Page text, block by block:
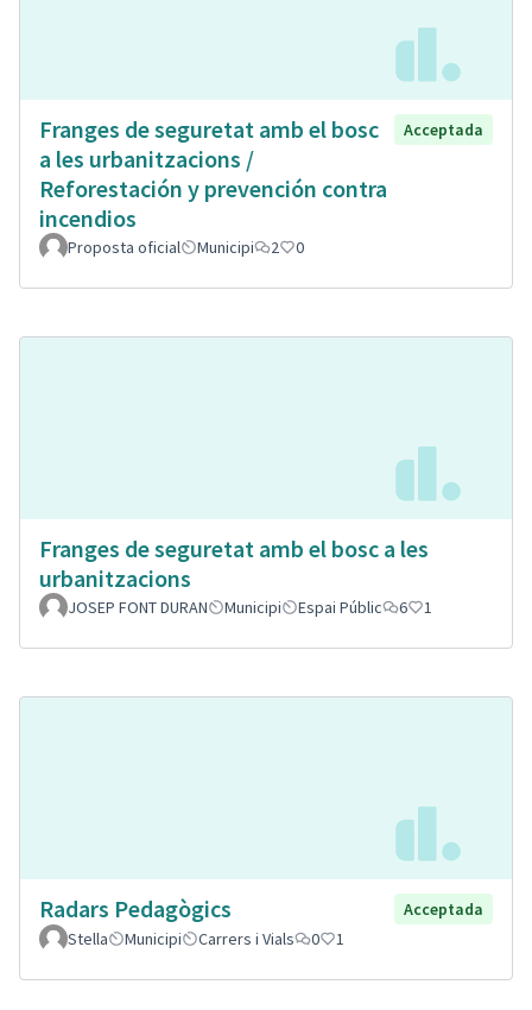
Franges de seguretat amb el bosc
a les urbanitzacions /
Reforestación y prevención contra
incendios
Acceptada
Proposta oficial Municipi 2 0
Franges de seguretat amb el bosc a les
urbanitzacions
JOSEP FONT DURAN Municipi Espai Públic 6 1
Radars Pedagògics
Acceptada
Stella
Municipi Carrers i Vials 0 1